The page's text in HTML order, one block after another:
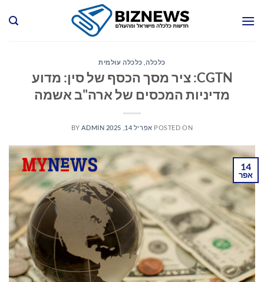
כלכלה, כלכלה עולמית
CGTN: ציר מסך הכסף של סין: מדוע
מדיניות המכסים של ארה"ב אשמה
POSTED ON אפריל 14, 2025 BY ADMIN
14
אפר